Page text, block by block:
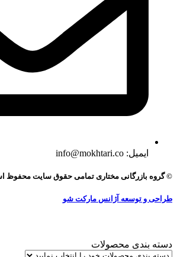
ایمیل: info@mokhtari.co
© گروه بازرگانی مختاری تمامی حقوق سایت محفوظ
طراحی و توسعه آژانس مارکت شو
دسته بندی محصولات